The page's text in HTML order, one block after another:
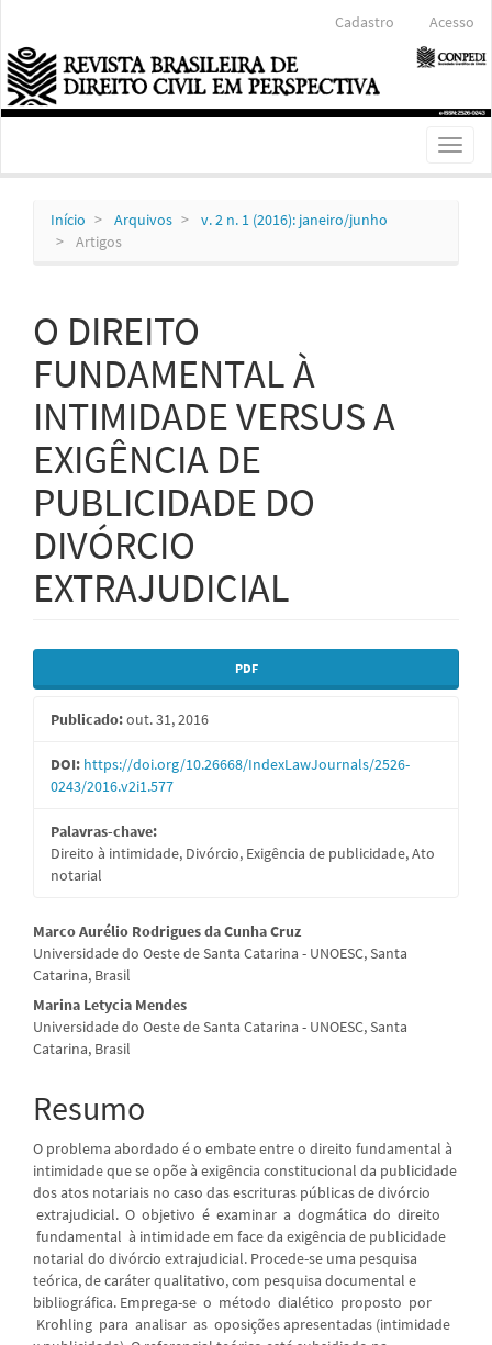
Conteúdo
principal
Barra
Lateral
Cadastro Acesso
Toggle
Início Arquivos
v. 2 n. 1 (2016): janeiro/junho
Artigos
O DIREITO
FUNDAMENTAL À
INTIMIDADE VERSUS A
EXIGÊNCIA DE
PUBLICIDADE DO
DIVÓRCIO
EXTRAJUDICIAL
Barra
lateral
de
artigos
PDF
Publicado:out. 31, 2016
DOI: https://doi.org/10.26668/IndexLawJournals/2526-
0243/2016.v2i1.577
Palavras-chave:
Direito à intimidade, Divórcio, Exigência de publicidade, Ato
notarial
Conteúdo
do
artigo
principal
Marco Aurélio Rodrigues da Cunha Cruz
Universidade do Oeste de Santa Catarina - UNOESC, Santa
Catarina, Brasil
Marina Letycia Mendes
Universidade do Oeste de Santa Catarina - UNOESC, Santa
Catarina, Brasil
Resumo
O problema abordado é o embate entre o direito fundamental à
intimidade que se opõe à exigência constitucional da publicidade
dos atos notariais no caso das escrituras públicas de divórcio
extrajudicial. O objetivo é examinar a dogmática do direito
fundamental à intimidade em face da exigência de publicidade
notarial do divórcio extrajudicial. Procede-se uma pesquisa
teórica, de caráter qualitativo, com pesquisa documental e
bibliográfica. Emprega-se o método dialético proposto por
Krohling para analisar as oposições apresentadas (intimidade